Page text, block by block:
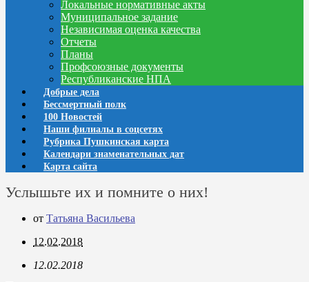
Локальные нормативные акты
Муниципальное задание
Независимая оценка качества
Отчеты
Планы
Профсоюзные документы
Республиканские НПА
Добрые дела
Бессмертный полк
100 Новостей
Наши филиалы в соцсетях
Рубрика Пушкинская карта
Календари знаменательных дат
Карта сайта
Услышьте их и помните о них!
от Татьяна Васильева
12.02.2018
12.02.2018